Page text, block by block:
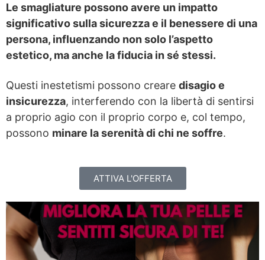
Le smagliature possono avere un impatto
significativo sulla sicurezza e il benessere di una
persona, influenzando non solo l’aspetto
estetico, ma anche la fiducia in sé stessi.
Questi inestetismi possono creare disagio e
insicurezza, interferendo con la libertà di sentirsi
a proprio agio con il proprio corpo e, col tempo,
possono minare la serenità di chi ne soffre.
ATTIVA L'OFFERTA